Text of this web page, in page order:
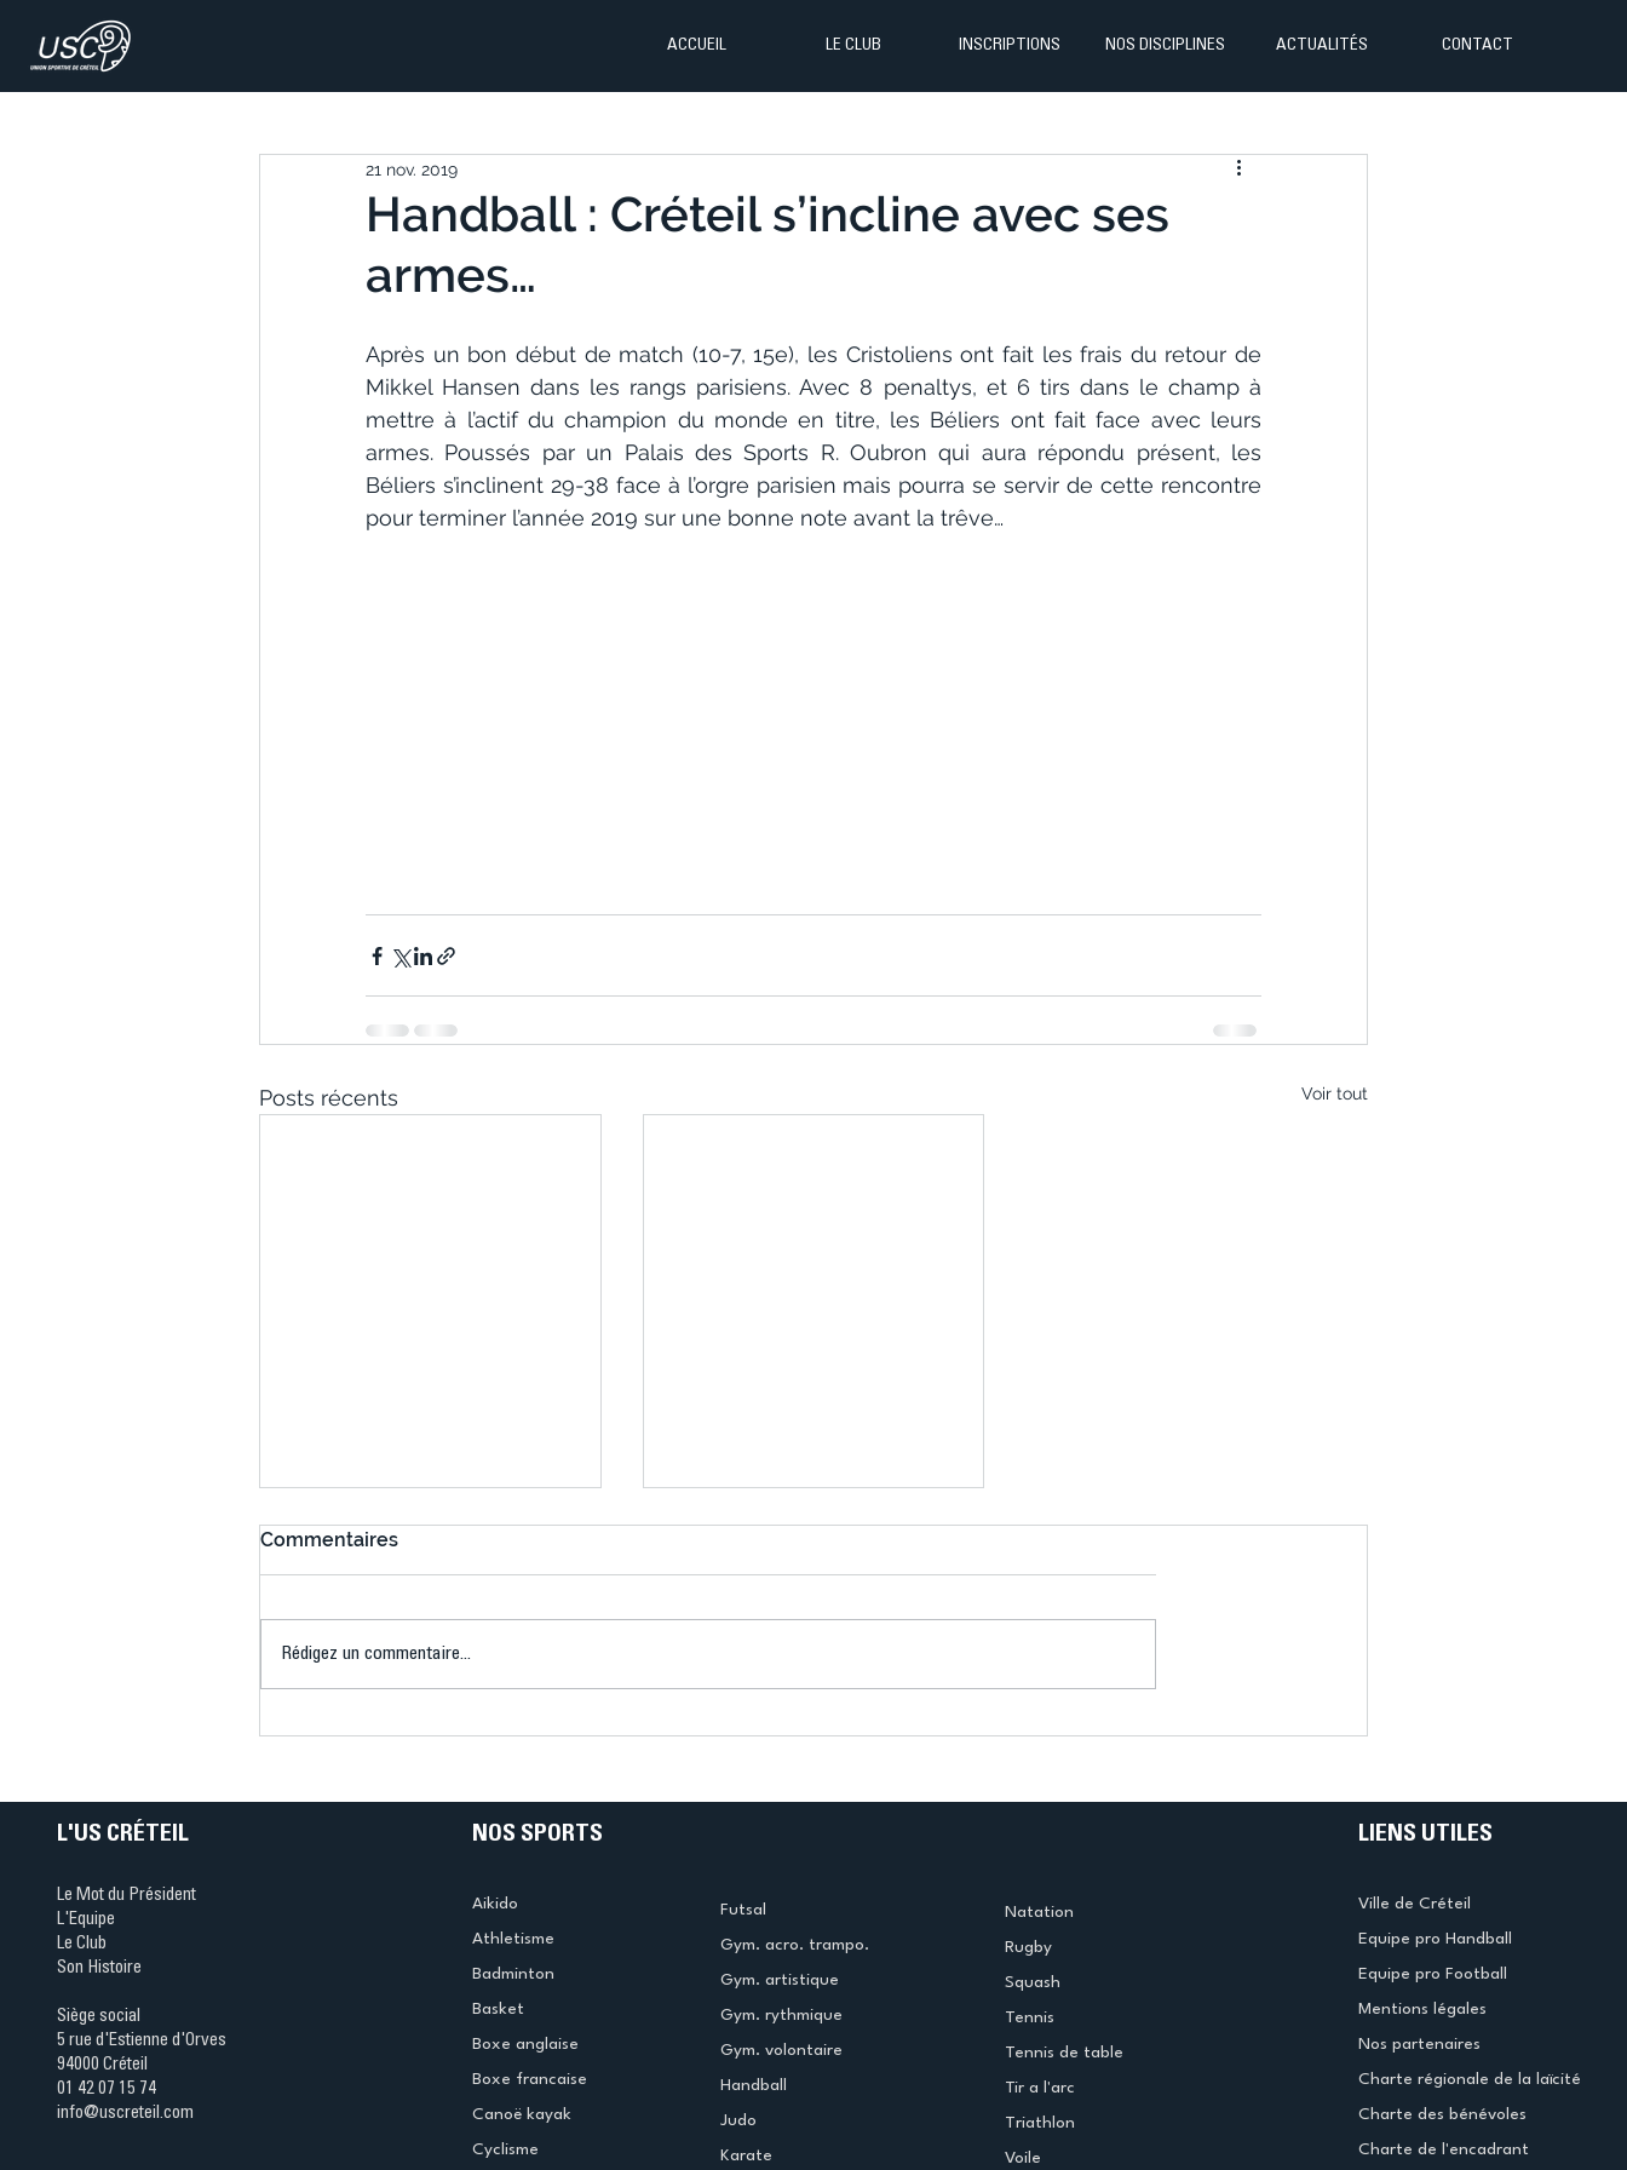
ACCUEIL LE CLUB INSCRIPTIONS NOS DISCIPLINES ACTUALITÉS CONTACT
Handball : Créteil s’incline avec ses
armes…
21 nov. 2019
Après un bon début de match (10-7, 15e), les Cristoliens ont fait les frais du retour de
Mikkel Hansen dans les rangs parisiens. Avec 8 penaltys, et 6 tirs dans le champ à
mettre à l’actif du champion du monde en titre, les Béliers ont fait face avec leurs
armes. Poussés par un Palais des Sports R. Oubron qui aura répondu présent, les
Béliers s’inclinent 29-38 face à l’orgre parisien mais pourra se servir de cette rencontre
pour terminer l’année 2019 sur une bonne note avant la trêve…
Posts récents Voir tout
Commentaires
Rédigez un commentaire...
L'US CRÉTEIL
Le Mot du Président
L'Equipe
Le Club
Son Histoire
Siège social
5 rue d'Estienne d'Orves
94000 Créteil
01 42 07 15 74
info@uscreteil.com
NOS SPORTS
Aikido
Athletisme
Badminton
Basket
Boxe anglaise
Boxe francaise
Canoë kayak
Cyclisme
Futsal
Gym. acro. trampo.
Gym. artistique
Gym. rythmique
Gym. volontaire
Handball
Judo
Karate
Natation
Rugby
Squash
Tennis
Tennis de table
Tir a l'arc
Triathlon
Voile
LIENS UTILES
Ville de Créteil
Equipe pro Handball
Equipe pro Football
Mentions légales
Nos partenaires
Charte régionale de la laïcité
Charte des bénévoles
Charte de l'encadrant